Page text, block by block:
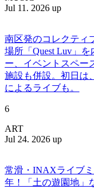
Jul 11. 2026 up
南区発のコレクティ
場所「Quest Luv」
ー、イベントスペー
施設も併設。初日は
によるライブも。
6
ART
Jul 24. 2026 up
常滑・INAXライブ
年！「土の遊園地」